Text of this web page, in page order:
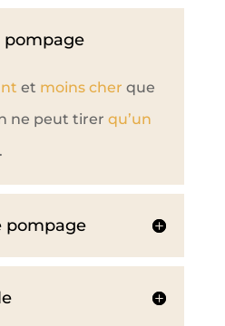
pompage
et moins cher que
ne peut tirer qu’un
pompage